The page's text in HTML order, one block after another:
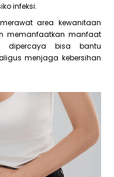
infeksi.
area kewanitaan
memanfaatkan manfaat
dipercaya bisa bantu
menjaga kebersihan